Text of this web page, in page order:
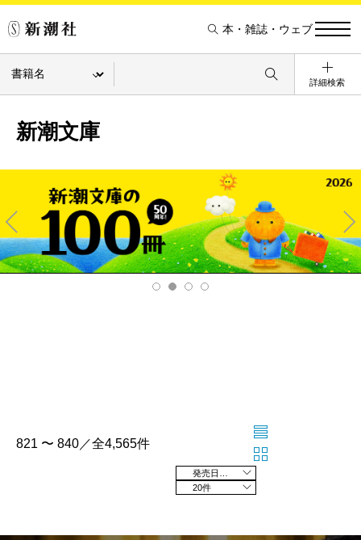
本・雑誌・ウェブ
詳細検索
新潮文庫
Pre
v
Ne
xt
821 〜 840／全4,565件
20件